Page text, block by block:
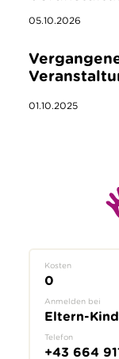
Suche
05.10.2026
01.10.2025
Kosten
0
Anmelden bei
Eltern-
Telefon
+43 664